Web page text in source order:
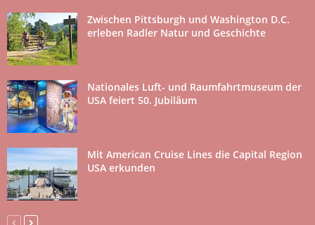
Zwischen Pittsburgh und Washington D.C.
erleben Radler Natur und Geschichte
Nationales Luft- und Raum­fahrtmuseum der
USA feiert 50. Jubiläum
Mit American Cruise Lines die Capital Region
USA erkunden